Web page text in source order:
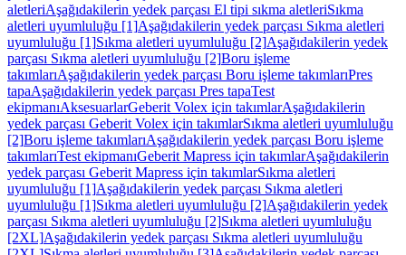
aletleriAşağıdakilerin yedek parçası El tipi sıkma aletleriSıkma
aletleri uyumluluğu [1]Aşağıdakilerin yedek parçası Sıkma aletleri
uyumluluğu [1]Sıkma aletleri uyumluluğu [2]Aşağıdakilerin yedek
parçası Sıkma aletleri uyumluluğu [2]Boru işleme
takımlarıAşağıdakilerin yedek parçası Boru işleme takımlarıPres
tapaAşağıdakilerin yedek parçası Pres tapaTest
ekipmanıAksesuarlarGeberit Volex için takımlarAşağıdakilerin
yedek parçası Geberit Volex için takımlarSıkma aletleri uyumluluğu
[2]Boru işleme takımlarıAşağıdakilerin yedek parçası Boru işleme
takımlarıTest ekipmanıGeberit Mapress için takımlarAşağıdakilerin
yedek parçası Geberit Mapress için takımlarSıkma aletleri
uyumluluğu [1]Aşağıdakilerin yedek parçası Sıkma aletleri
uyumluluğu [1]Sıkma aletleri uyumluluğu [2]Aşağıdakilerin yedek
parçası Sıkma aletleri uyumluluğu [2]Sıkma aletleri uyumluluğu
[2XL]Aşağıdakilerin yedek parçası Sıkma aletleri uyumluluğu